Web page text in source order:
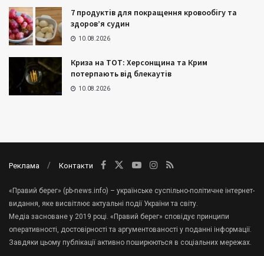
7 продуктів для покращення кровообігу та
здоров’я судин
10.08.2026
Криза на ТОТ: Херсонщина та Крим
потерпають від блекаутів
10.08.2026
Реклама Контакти
«Правий берег» (pb-news.info) – українське суспільно-політичне інтернет-
видання, яке висвітлює актуальні події України та світу.
Медіа засноване у 2019 році. «Правий берег» сповідує принципи
оперативності, достовірності та аргументованості у поданні інформації.
Завдяки цьому публікації активно поширюються в соціальних мережах.